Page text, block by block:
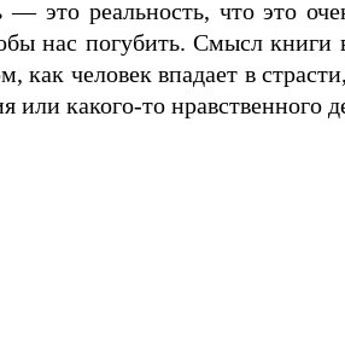
это реальность, что это
нас погубить. Смысл книги
человек впадает в
какого-то нравственного